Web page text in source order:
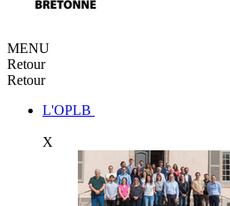
MENU
Retour
Retour
L'OPLB
X